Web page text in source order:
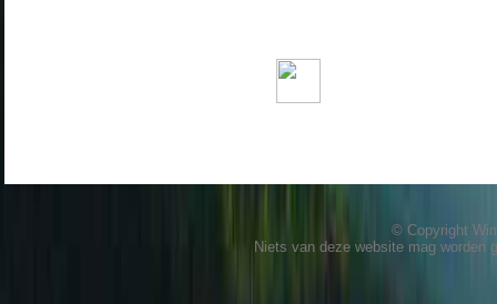
© Copyright
Niets van deze website mag worden